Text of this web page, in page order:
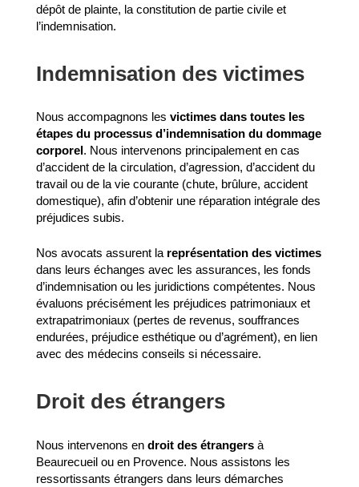
dépôt de plainte, la constitution de partie civile et
l’indemnisation.
Indemnisation des victimes
Nous accompagnons les victimes dans toutes les
étapes du processus d’indemnisation du dommage
corporel. Nous intervenons principalement en cas
d’accident de la circulation, d’agression, d’accident du
travail ou de la vie courante (chute, brûlure, accident
domestique), afin d’obtenir une réparation intégrale des
préjudices subis.
Nos avocats assurent la représentation des victimes
dans leurs échanges avec les assurances, les fonds
d’indemnisation ou les juridictions compétentes. Nous
évaluons précisément les préjudices patrimoniaux et
extrapatrimoniaux (pertes de revenus, souffrances
endurées, préjudice esthétique ou d’agrément), en lien
avec des médecins conseils si nécessaire.
Droit des étrangers
Nous intervenons en droit des étrangersà
Beaurecueil ou en Provence. Nous assistons les
ressortissants étrangers dans leurs démarches